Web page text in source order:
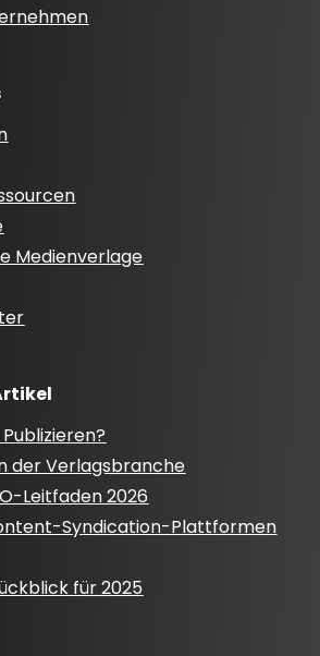
Medienverlage
der Verlagsbranche
Leitfaden 2026
Syndication-Plattformen
für 2025